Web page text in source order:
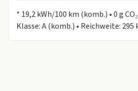
* 19,2 kWh/100 km (komb.) • 0 g
Klasse: A (komb.) • Reichweite: 295